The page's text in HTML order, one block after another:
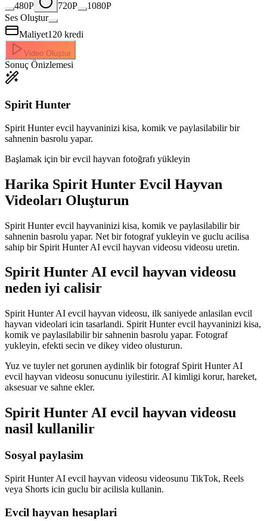
480P
720P
1080P
Ses Oluştur
Maliyet120 kredi
Video Oluştur
Sonuç Önizlemesi
Spirit Hunter
Spirit Hunter evcil hayvaninizi kisa, komik ve paylasilabilir bir
sahnenin basrolu yapar.
Başlamak için bir evcil hayvan fotoğrafı yükleyin
Harika Spirit Hunter Evcil Hayvan
Videoları Oluşturun
Spirit Hunter evcil hayvaninizi kisa, komik ve paylasilabilir bir
sahnenin basrolu yapar. Net bir fotograf yukleyin ve guclu acilisa
sahip bir Spirit Hunter AI evcil hayvan videosu videosu uretin.
Spirit Hunter AI evcil hayvan videosu
neden iyi calisir
Spirit Hunter AI evcil hayvan videosu, ilk saniyede anlasilan evcil
hayvan videolari icin tasarlandi. Spirit Hunter evcil hayvaninizi kisa,
komik ve paylasilabilir bir sahnenin basrolu yapar. Fotograf
yukleyin, efekti secin ve dikey video olusturun.
Yuz ve tuyler net gorunen aydinlik bir fotograf Spirit Hunter AI
evcil hayvan videosu sonucunu iyilestirir. AI kimligi korur, hareket,
aksesuar ve sahne ekler.
Spirit Hunter AI evcil hayvan videosu
nasil kullanilir
Sosyal paylasim
Spirit Hunter AI evcil hayvan videosu videosunu TikTok, Reels
veya Shorts icin guclu bir acilisla kullanin.
Evcil hayvan hesaplari